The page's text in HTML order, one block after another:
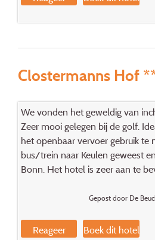
Clostermanns Hof
We vonden het geweldig van
Zeer mooi gelegen bij de golf.
het openbaar vervoer gebruik te
bus/trein naar Keulen geweest
Bonn. Het hotel is zeer aan te
Gepost door De
Reageer Boek dit hotel